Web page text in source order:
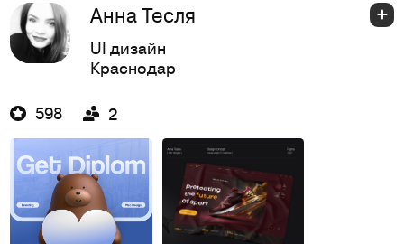
Анна Тесля
UI дизайн
Краснодар
598 2